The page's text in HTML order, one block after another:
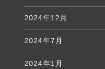
2024年12月
2024年7月
2024年1月